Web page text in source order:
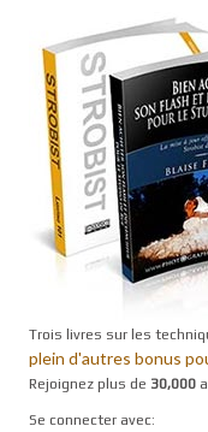
Trois livres sur les
plein d'autres bonus
Rejoignez plus de 30,000
Se connecter avec: